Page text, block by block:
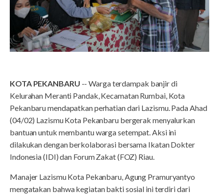
KOTA PEKANBARU -- Warga terdampak banjir di
Kelurahan Meranti Pandak, Kecamatan Rumbai, Kota
Pekanbaru mendapatkan perhatian dari Lazismu. Pada Ahad
(04/02) Lazismu Kota Pekanbaru bergerak menyalurkan
bantuan untuk membantu warga setempat. Aksi ini
dilakukan dengan berkolaborasi bersama Ikatan Dokter
Indonesia (IDI) dan Forum Zakat (FOZ) Riau.
Manajer Lazismu Kota Pekanbaru, Agung Pramuryantyo
mengatakan bahwa kegiatan bakti sosial ini terdiri dari